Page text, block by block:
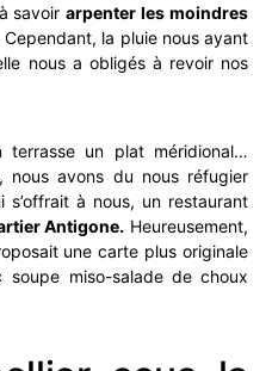
savoirarpenter les moindres
Cependant, la pluie nous ayant
nous a obligés à revoir nos
un plat méridional…
nous avons du nous réfugier
à nous, un restaurant
Antigone. Heureusement,
une carte plus originale
soupe miso-salade de choux